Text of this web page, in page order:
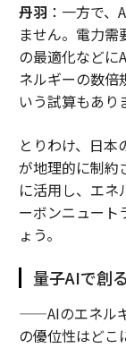
丹羽 ：一方で
ません。電力
の最適化などに
ネルギーの数倍
いう試算もあり
とりわけ、日
が地理的に制約
に活用し、エネ
ーボンニュート
ょう。
量子AIで創
——AIのエネル
の優位性はどこ